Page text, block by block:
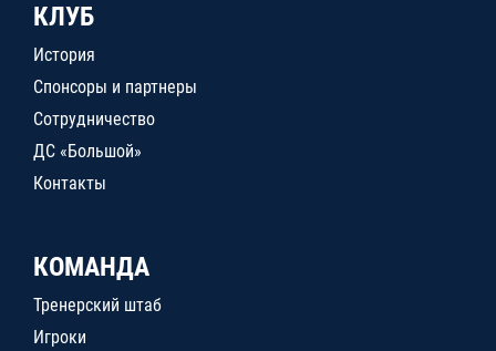
КЛУБ
История
Спонсоры и партнеры
Сотрудничество
ДС «Большой»
Контакты
КОМАНДА
Тренерский штаб
Игроки